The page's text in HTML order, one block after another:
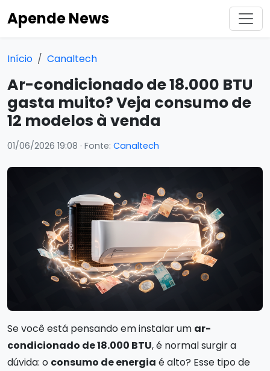
Apende News
Início Canaltech
Ar-condicionado de 18.000 BTU
gasta muito? Veja consumo de
12 modelos à venda
01/06/2026 19:08 · Fonte: Canaltech
Se você está pensando em instalar um ar-
condicionado de 18.000 BTU, é normal surgir a
dúvida: o consumo de energia é alto? Esse tipo de